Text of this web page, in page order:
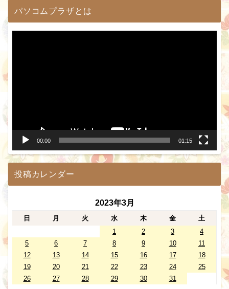
パソコムプラザとは
00:00 01:15
投稿カレンダー
2023年3月
日 月 火 水 木 金
土
1
2 3
4
5
6 7 8 9 10
11
12
13 14 15 16 17
18
19
20 21 22 23 24
25
26
27 28 29 30 31